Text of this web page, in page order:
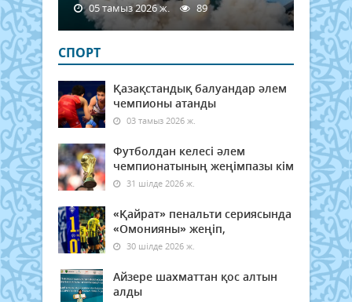
05 тамыз 2026 ж. 89
СПОРТ
Қазақстандық балуандар әлем
чемпионы атанды
03 тамыз 2026 ж.
Футболдан келесі әлем
чемпионатының жеңімпазы кім
31 шілде 2026 ж.
«Қайрат» пенальти сериясында
«Омонияны» жеңіп,
30 шілде 2026 ж.
Айзере шахматтан қос алтын
алды